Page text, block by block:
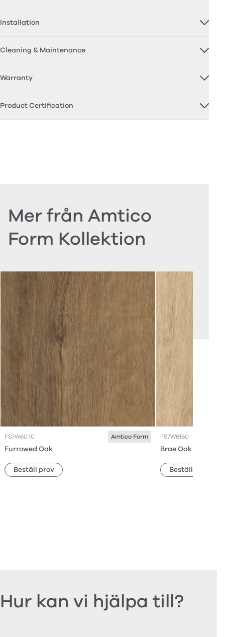
Installation
Cleaning & Maintenance
Warranty
Product Certification
Mer från Amtico
Form Kollektion
FS7W6070 Amtico Form
Furrowed Oak
Beställ prov
FS7W6160
Brae Oak
Beställ prov
Hur kan vi hjälpa till?